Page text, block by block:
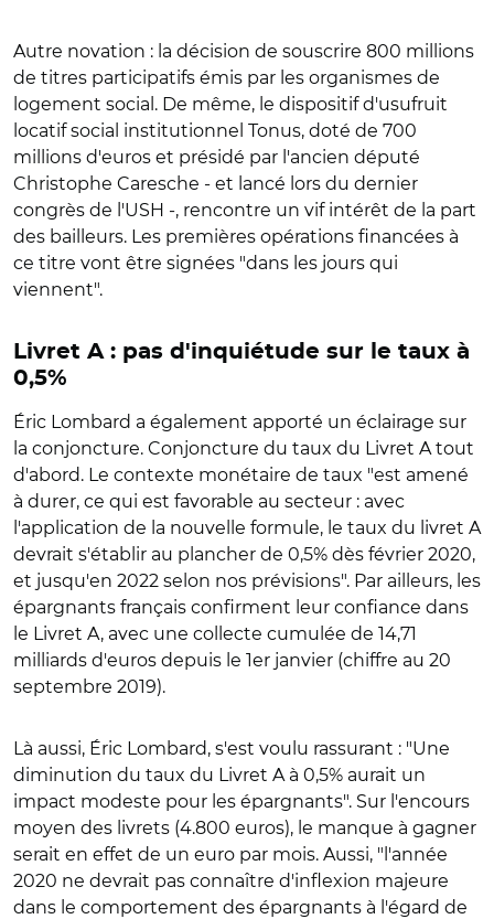
Autre novation : la décision de souscrire 800 millions
de titres participatifs émis par les organismes de
logement social. De même, le dispositif d'usufruit
locatif social institutionnel Tonus, doté de 700
millions d'euros et présidé par l'ancien député
Christophe Caresche - et lancé lors du dernier
congrès de l'USH -, rencontre un vif intérêt de la part
des bailleurs. Les premières opérations financées à
ce titre vont être signées "dans les jours qui
viennent".
Livret A : pas d'inquiétude sur le taux à
0,5%
Éric Lombard a également apporté un éclairage sur
la conjoncture. Conjoncture du taux du Livret A tout
d'abord. Le contexte monétaire de taux "est amené
à durer, ce qui est favorable au secteur : avec
l'application de la nouvelle formule, le taux du livret A
devrait s'établir au plancher de 0,5% dès février 2020,
et jusqu'en 2022 selon nos prévisions". Par ailleurs, les
épargnants français confirment leur confiance dans
le Livret A, avec une collecte cumulée de 14,71
milliards d'euros depuis le 1er janvier (chiffre au 20
septembre 2019).
Là aussi, Éric Lombard, s'est voulu rassurant : "Une
diminution du taux du Livret A à 0,5% aurait un
impact modeste pour les épargnants". Sur l'encours
moyen des livrets (4.800 euros), le manque à gagner
serait en effet de un euro par mois. Aussi, "l'année
2020 ne devrait pas connaître d'inflexion majeure
dans le comportement des épargnants à l'égard de